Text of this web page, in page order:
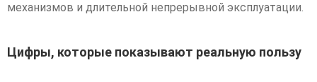
механизмов и длительной непрерывной эксплуатации.
Цифры, которые показывают реальную пользу